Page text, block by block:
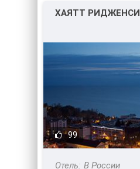
ХАЯТТ РИДЖЕНСИ
99
В России